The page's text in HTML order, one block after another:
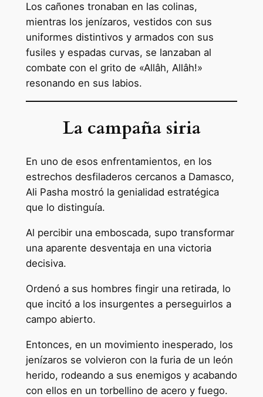
Los cañones tronaban en las colinas,
mientras los jenízaros, vestidos con sus
uniformes distintivos y armados con sus
fusiles y espadas curvas, se lanzaban al
combate con el grito de «Allâh, Allâh!»
resonando en sus labios.
La campaña siria
En uno de esos enfrentamientos, en los
estrechos desfiladeros cercanos a Damasco,
Ali Pasha mostró la genialidad estratégica
que lo distinguía.
Al percibir una emboscada, supo transformar
una aparente desventaja en una victoria
decisiva.
Ordenó a sus hombres fingir una retirada, lo
que incitó a los insurgentes a perseguirlos a
campo abierto.
Entonces, en un movimiento inesperado, los
jenízaros se volvieron con la furia de un león
herido, rodeando a sus enemigos y acabando
con ellos en un torbellino de acero y fuego.